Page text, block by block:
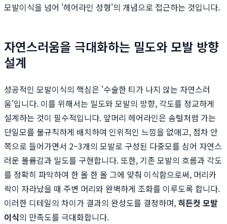
모발이식을 넘어 '헤어라인 성형'의 개념으로 접근하는 것입니다.
자연스러움을 극대화하는 밀도와 모발 방향
설계
성공적인 모발이식의 핵심은 '수술한 티가 나지 않는 자연스러
움'입니다. 이를 위해서는 밀도와 모발의 방향, 각도를 정교하게
설계하는 것이 필수적입니다. 앞머리 헤어라인은 솜털처럼 가는
단일모를 불규칙하게 배치하여 인위적인 느낌을 없애고, 점차 안
쪽으로 들어가면서 2~3개의 모발로 구성된 다중모를 심어 자연스
러운 볼륨감과 밀도를 구현합니다. 또한, 기존 모발의 흐름과 각도
를 정확히 파악하여 한 올 한 올 그에 맞춰 이식함으로써, 머리카
락이 자라났을 때 주변 머리와 완벽하게 조화를 이루도록 합니다.
이러한 디테일의 차이가 결과의 완성도를 결정하며, 히든컷 모발
이식의 만족도를 극대화합니다.